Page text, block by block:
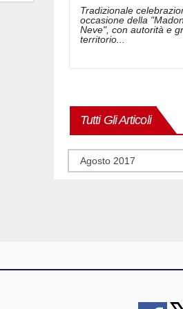
Tradizionale
occasione della
Neve", con autorità e
territorio...
Tutti Gli Articoli
Tutti
articoli